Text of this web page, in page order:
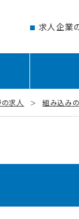
求人企業
求人 組み込み